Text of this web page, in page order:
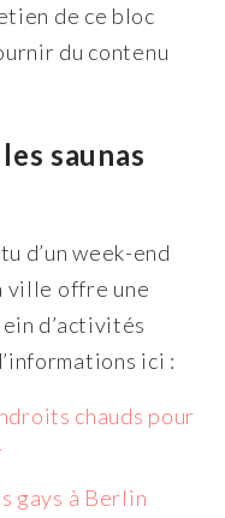
de ce bloc
du contenu
saunas
d’un week-end
ville offre une
d’activités
ici :
chauds pour
gays à Berlin